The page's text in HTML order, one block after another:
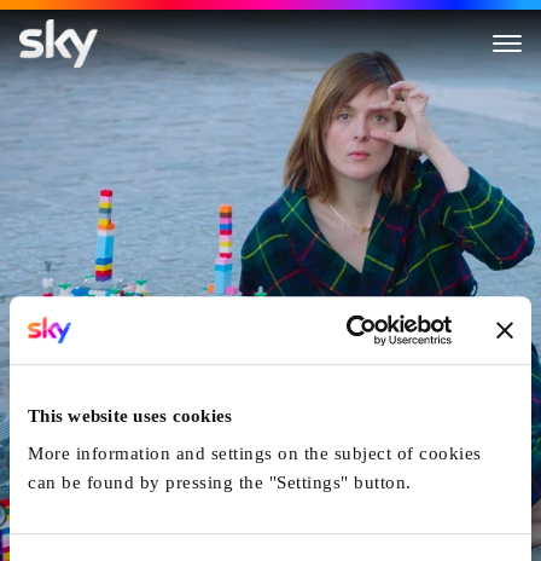
This website uses cookies
More information and settings on the subject of cookies
can be found by pressing the "Settings" button.
Notre Dame